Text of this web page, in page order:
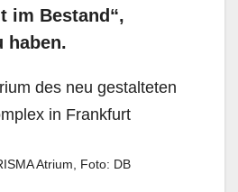
im Bestand“,
haben.
Atrium, Foto: DB